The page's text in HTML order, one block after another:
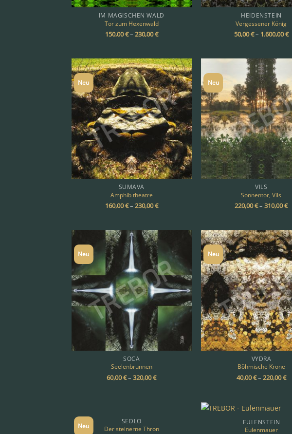
IM MAGISCHEN WALD
Tor zum Hexenwald
150,00€– 230,00€
HEIDENSTEIN
Vergessener König
50,00€– 1.600,00€
Neu
SUMAVA
Amphib theatre
160,00€– 230,00€
Neu
VILS
Sonnentor, Vils
220,00€–310,00€
Neu
SOCA
Seelenbrunnen
60,00€–320,00€
Neu
VYDRA
Böhmische Krone
40,00€– 220,00€
Neu
SEDLO
Der steinerne Thron
EULENSTEIN
Eulenmauer